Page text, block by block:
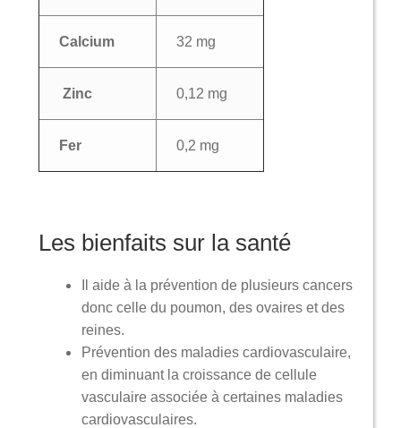
Calcium 32 mg
Zinc 0,12 mg
Fer 0,2 mg
Les bienfaits sur la santé
Il aide à la prévention de plusieurs cancers
donc celle du poumon, des ovaires et des
reines.
Prévention des maladies cardiovasculaire,
en diminuant la croissance de cellule
vasculaire associée à certaines maladies
cardiovasculaires.